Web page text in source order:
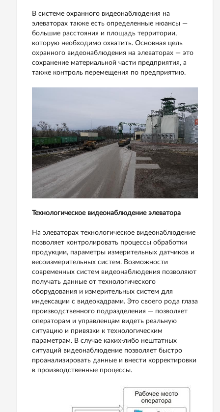
В системе охранного видеонаблюдения на
элеваторах также есть определенные нюансы —
большие расстояния и площадь территории,
которую необходимо охватить. Основная цель
охранного видеонаблюдения на элеваторах — это
сохранение материальной части предприятия, а
также контроль перемещения по предприятию.
Технологическое видеонаблюдение элеватора
На элеваторах технологическое видеонаблюдение
позволяет контролировать процессы обработки
продукции, параметры измерительных датчиков и
весоизмерительных систем. Возможности
современных систем видеонаблюдения позволяют
получать данные от технологического
оборудования и измерительных систем для
индексации с видеокадрами. Это своего рода глаза
производственного подразделения — позволяет
операторам и управленцам видеть реальную
ситуацию и привязки к технологическим
параметрам. В случае каких-либо нештатных
ситуаций видеонаблюдение позволяет быстро
проанализировать данные и внести корректировки
в производственные процессы.